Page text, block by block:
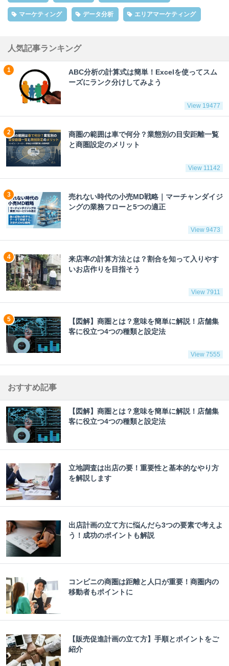
マーケティング データ分析 エリアマーケティング
人気記事ランキング
ABC分析の計算式は簡単！Excelを使ってスム
ーズにランク分けしてみよう
View 19477
商圏の範囲は車で何分？業態別の目安距離一覧
と商圏設定のメリット
View 11142
売れない時代の小売MD戦略｜マーチャンダイジ
ングの業務フローと5つの適正
View 9473
来店率の計算方法とは？割合を知って入りやす
いお店作りを目指そう
View 7911
【図解】商圏とは？意味を簡単に解説！店舗集
客に役立つ4つの種類と設定法
View 7555
おすすめ記事
【図解】商圏とは？意味を簡単に解説！店舗集
客に役立つ4つの種類と設定法
立地調査は出店の要！重要性と基本的なやり方
を解説します
出店計画の立て方に悩んだら3つの要素で考えよ
う！成功のポイントも解説
コンビニの商圏は距離と人口が重要！商圏内の
移動者もポイントに
【販売促進計画の立て方】手順とポイントをご
紹介